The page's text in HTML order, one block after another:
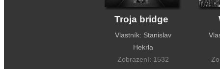
Troja bridge
Vlastník: Stanislav
Hekrla
Zobrazení: 1532